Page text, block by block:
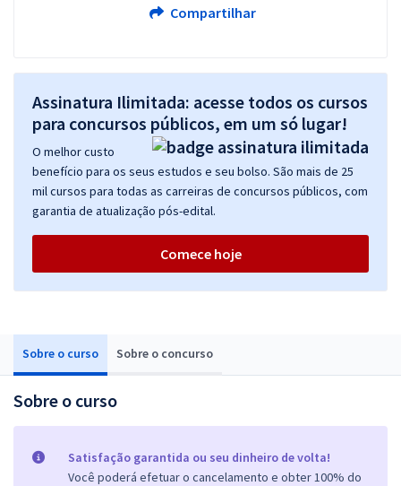
Sobre o curso Sobre o concurso
Sobre o curso
Satisfação garantida ou seu dinheiro de volta!
Você poderá efetuar o cancelamento e obter 100% do
Compartilhar
Assinatura Ilimitada: acesse todos os cursos
para concursos públicos, em um só lugar!
O melhor custo
benefício para os seus estudos e seu bolso. São mais de 25
mil cursos para todas as carreiras de concursos públicos, com
garantia de atualização pós-edital.
Comece hoje